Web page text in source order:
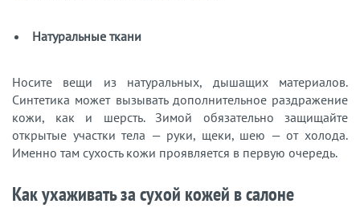
Натуральные ткани
Носите вещи из натуральных, дышащих материалов.
Синтетика может вызывать дополнительное раздражение
кожи, как и шерсть. Зимой обязательно защищайте
открытые участки тела — руки, щеки, шею — от холода.
Именно там сухость кожи проявляется в первую очередь.
Как ухаживать за сухой кожей в салоне